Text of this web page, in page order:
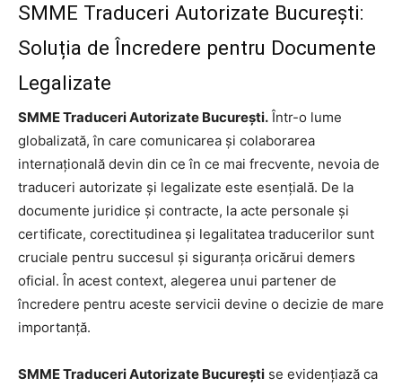
SMME Traduceri Autorizate București:
Soluția de Încredere pentru Documente
Legalizate
SMME Traduceri Autorizate București. Într-o lume
globalizată, în care comunicarea și colaborarea
internațională devin din ce în ce mai frecvente, nevoia de
traduceri autorizate și legalizate este esențială. De la
documente juridice și contracte, la acte personale și
certificate, corectitudinea și legalitatea traducerilor sunt
cruciale pentru succesul și siguranța oricărui demers
oficial. În acest context, alegerea unui partener de
încredere pentru aceste servicii devine o decizie de mare
importanță.
SMME Traduceri Autorizate București se evidențiază ca